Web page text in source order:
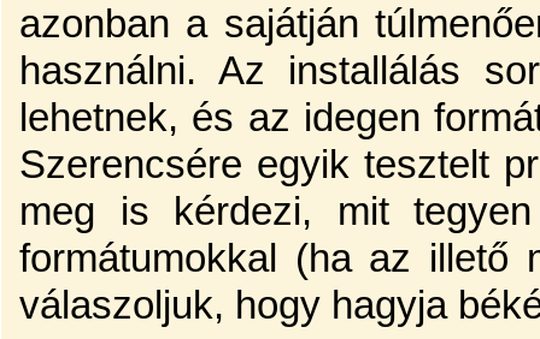
azonban a sajátján
használni. Az installálás
lehetnek, és az idegen
Szerencsére egyik tesztelt
meg is kérdezi, mit
formátumokkal (ha az illető
válaszoljuk, hogy hagyja